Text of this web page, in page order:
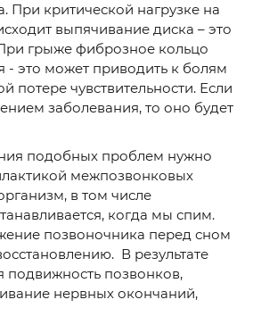
При критической нагрузке на
выпячивание диска – это
грыже фиброзное кольцо
- это может приводить к болям
потере чувствительности. Если
заболевания, то оно будет
подобных проблем нужно
межпозвонковых
в том числе
когда мы спим.
позвоночника перед сном
В результате
подвижность позвонков,
нервных окончаний,